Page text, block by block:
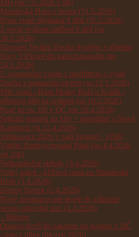
MH (ne 7.6.2026 v 9h)
Mariánská Hora z dronu (31.5.2026)
První svaté přijímání 9 dětí (31.5.2026)
Z první svátosti smíření 9 dětí (so
30.5.2026)
Slavnost Seslání Ducha Svatého s přijetím
Nory Vlčkové do katechumenátu (ne
24.5.2026)
5. svatodušní vigilie s modlitbou o vylití
Ducha a pomazání olejem (so 23.5.2026)
Mše svatá - Hora Matky Boží u Králík -
příprava dětí na svátosti (so 16.5.2026)
Pouť ke sv. Jiří v DČ (ne 26.4.2026)
Setkání seniorů na faře + promítání o Nové
Kaledonii (st 22.4.2026)
Velikonoce 2026 v naší farnosti - výběr
Vigilie Zmrtvýchvstání Páně (so 4.4.2026
od 20h)
Velkopáteční obřady (3.4.2026)
Velký pátek - křížová cesta na Mariánské
Hoře (3.4.2026)
Zelený čtvrtek (2.4.2026)
Nově zrestaurované dveře do zákristie
versus původní stav (1.4.2026)
- Březen
Oprava dveří do sakristie do kostela v DČ
- foto z dílny (březen 2026)